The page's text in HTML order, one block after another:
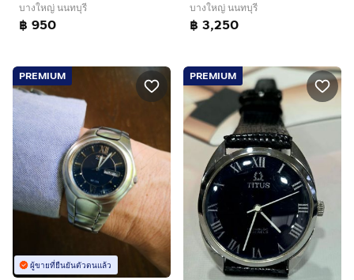
บางใหญ่ นนทบุรี
฿ 950
บางใหญ่ นนทบุรี
฿ 3,250
PREMIUM
ผู้ขายที่ยืนยันตัวตนแล้ว
PREMIUM